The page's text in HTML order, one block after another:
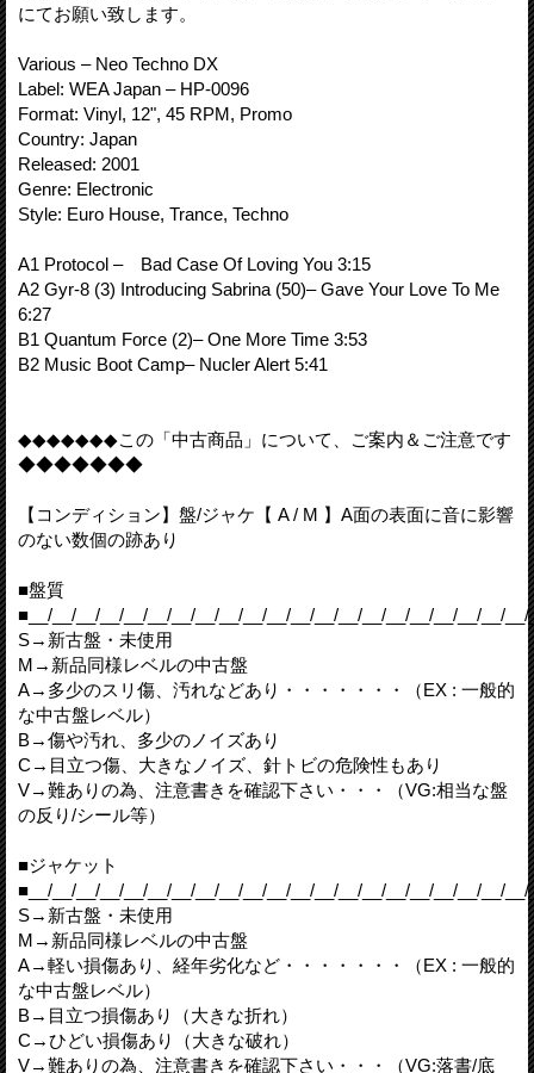
にてお願い致します。
Various – Neo Techno DX
Label: WEA Japan – HP-0096
Format: Vinyl, 12", 45 RPM, Promo
Country: Japan
Released: 2001
Genre: Electronic
Style: Euro House, Trance, Techno
A1 Protocol – Bad Case Of Loving You 3:15
A2 Gyr-8 (3) Introducing Sabrina (50)– Gave Your Love To Me
6:27
B1 Quantum Force (2)– One More Time 3:53
B2 Music Boot Camp– Nucler Alert 5:41
◆◆◆◆◆◆◆この「中古商品」について、ご案内＆ご注意です
◆◆◆◆◆◆◆
【コンディション】盤/ジャケ【 A / M 】A面の表面に音に影響
のない数個の跡あり
■盤質
■__/__/__/__/__/__/__/__/__/__/__/__/__/__/__/__/__/__/__/__/
S→新古盤・未使用
M→新品同様レベルの中古盤
A→多少のスリ傷、汚れなどあり・・・・・・・（EX : 一般的
な中古盤レベル）
B→傷や汚れ、多少のノイズあり
C→目立つ傷、大きなノイズ、針トビの危険性もあり
V→難ありの為、注意書きを確認下さい・・・（VG:相当な盤
の反り/シール等）
■ジャケット
■__/__/__/__/__/__/__/__/__/__/__/__/__/__/__/__/__/__/__/__/__/
S→新古盤・未使用
M→新品同様レベルの中古盤
A→軽い損傷あり、経年劣化など・・・・・・・（EX : 一般的
な中古盤レベル）
B→目立つ損傷あり（大きな折れ）
C→ひどい損傷あり（大きな破れ）
V→難ありの為、注意書きを確認下さい・・・（VG:落書/底